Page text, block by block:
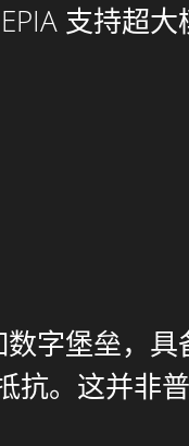
支持超
字堡垒，
抗。这并非